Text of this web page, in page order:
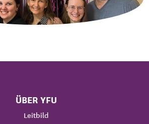
ÜBER YFU
Leitbild